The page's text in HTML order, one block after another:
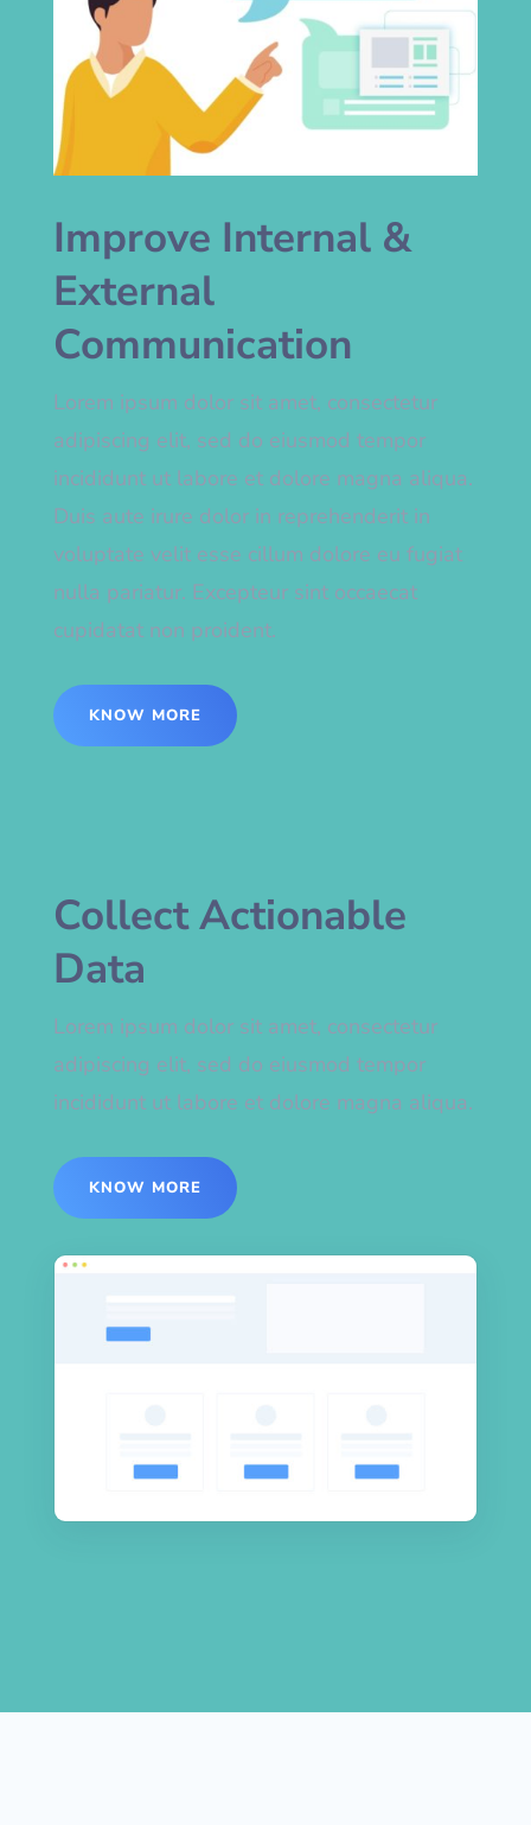
Improve Internal &
External
Communication
Lorem ipsum dolor sit amet, consectetur
adipiscing elit, sed do eiusmod tempor
incididunt ut labore et dolore magna aliqua.
Duis aute irure dolor in reprehenderit in
voluptate velit esse cillum dolore eu fugiat
nulla pariatur. Excepteur sint occaecat
cupidatat non proident.
KNOW MORE
Collect Actionable
Data
Lorem ipsum dolor sit amet, consectetur
adipiscing elit, sed do eiusmod tempor
incididunt ut labore et dolore magna aliqua.
KNOW MORE